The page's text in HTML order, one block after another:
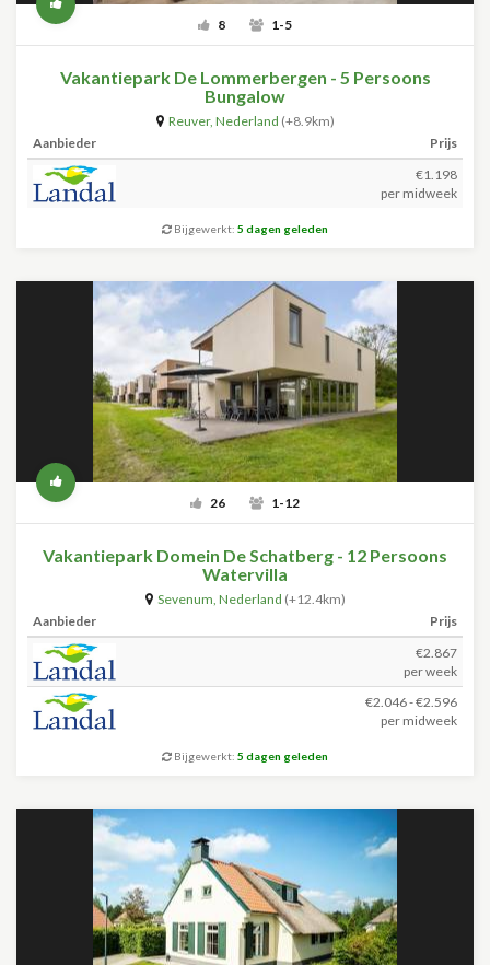
8 1-5
Vakantiepark De Lommerbergen - 5 Persoons
Bungalow
Reuver, Nederland (+8.9km)
Aanbieder
Prijs
€1.198
per midweek
Bijgewerkt: 5 dagen geleden
26 1-12
Vakantiepark Domein De Schatberg - 12 Persoons
Watervilla
Sevenum, Nederland (+12.4km)
Aanbieder
Prijs
€2.867
per week
€2.046 - €2.596
per midweek
Bijgewerkt: 5 dagen geleden